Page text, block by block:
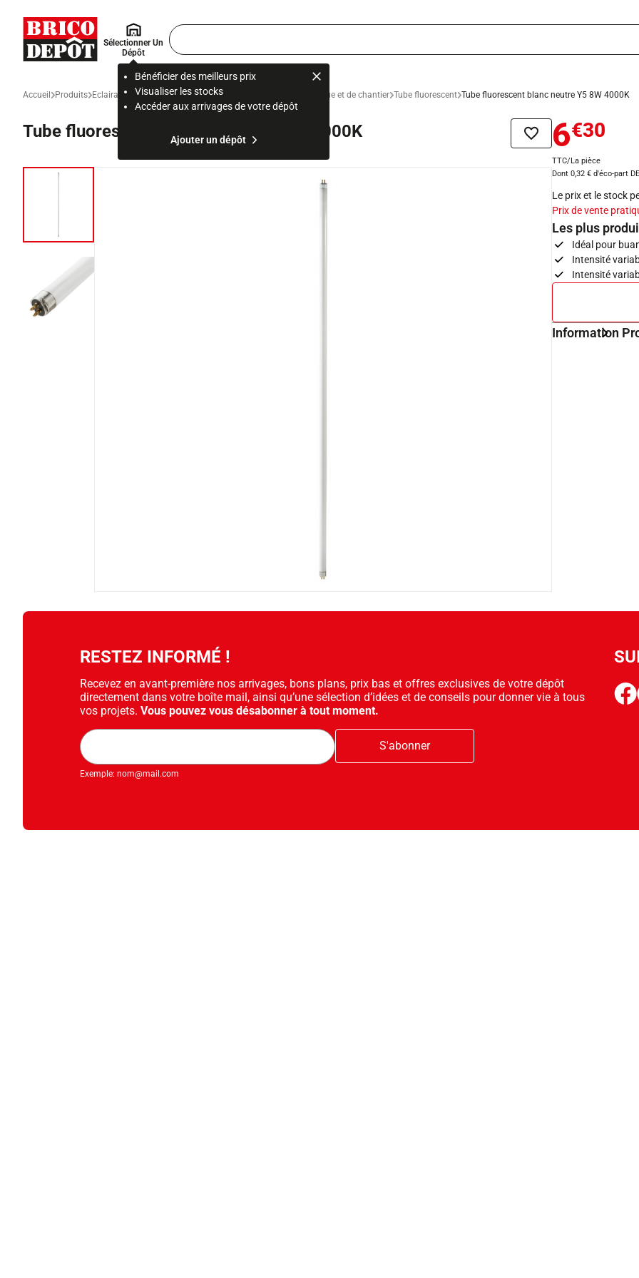
Accueil Brico Dépôt
Sélectionner Un
Dépôt
Bénéficier des meilleurs prix
Visualiser les stocks
Accéder aux arrivages de votre dépôt
Ajouter un dépôt
Rechercher
un
ou
une
page
Accueil Produits Eclairage Eclairage intérieur et de chantier Eclairage technique et de chantier Tube fluorescent Tube fluorescent blanc neutre Y5 8W 4000K
Tube fluorescent blanc neutre Y5 8W 4000K Ajouter à la liste de
6€30
TTC/La pièce
Dont 0,32 € d'éco-part
Le prix et le stock
Prix de vente
Les plus
Idéal pour
Intensité
Intensité
Information
RESTEZ INFORMÉ !
Recevez en avant-première nos arrivages, bons plans, prix bas et offres exclusives de votre dépôt
directement dans votre boîte mail, ainsi qu’une sélection d’idées et de conseils pour donner vie à tous
vos projets. Vous pouvez vous désabonner à tout moment.
Adresse
mail
Exemple: nom@mail.com
S'abonner